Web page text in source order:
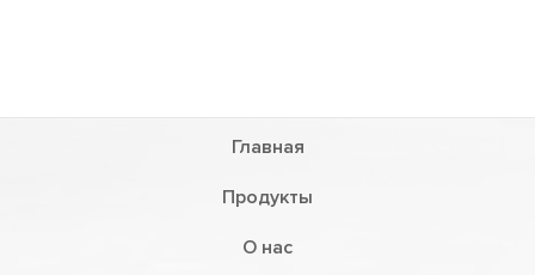
Главная
Продукты
О нас